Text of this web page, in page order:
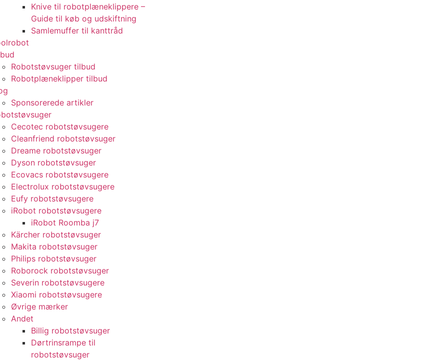
Knive til robotplæneklippere –
Guide til køb og udskiftning
Samlemuffer til kanttråd
Robotstøvsuger tilbud
Robotplæneklipper tilbud
Sponsorerede artikler
Cecotec robotstøvsugere
Cleanfriend robotstøvsuger
Dreame robotstøvsuger
Dyson robotstøvsuger
Ecovacs robotstøvsugere
Electrolux robotstøvsugere
Eufy robotstøvsugere
iRobot robotstøvsugere
iRobot Roomba j7
Kärcher robotstøvsuger
Makita robotstøvsuger
Philips robotstøvsuger
Roborock robotstøvsuger
Severin robotstøvsugere
Xiaomi robotstøvsugere
Øvrige mærker
Andet
Billig robotstøvsuger
Dørtrinsrampe til
robotstøvsuger